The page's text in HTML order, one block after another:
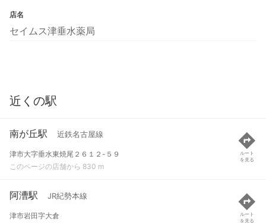
店名
セイムス津垂水薬局
近くの駅
南が丘駅 近鉄名古屋線
津市大字垂水東焼尾２６１２-５９
このページの店舗から 830 m
ルート
を見る
阿漕駅 JR紀勢本線
津市岩田字大倉
ルート
を見る